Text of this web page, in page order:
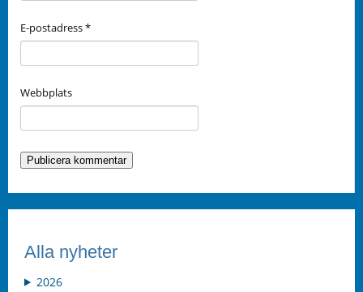
E-postadress*
Webbplats
Alla nyheter
2026